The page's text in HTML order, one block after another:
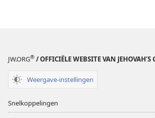
JW.ORG® / OFFICIËLE WEBSITE VAN JEHOVAH’S
Weergave-instellingen
Snelkoppelingen